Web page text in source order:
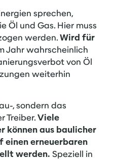
sprechen,
Öl und Gas. Hier muss
werden.Wird für
Jahr wahrscheinlich
von Öl
weiterhin
, sondern das
Treiber.Viele
können aus baulicher
erneuerbaren
werden. Speziell in